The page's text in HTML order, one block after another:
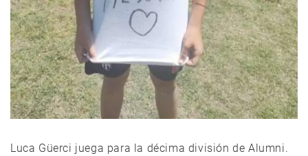
Luca Güerci juega para la décima división de Alumni.